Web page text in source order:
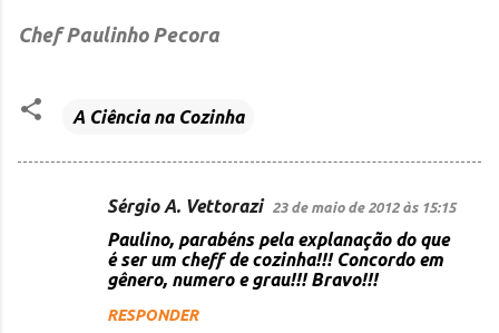
Chef Paulinho Pecora
A Ciência na Cozinha
Sérgio A. Vettorazi 23 de maio de 2012 às 15:15
Paulino, parabéns pela explanação do que
é ser um cheff de cozinha!!! Concordo em
gênero, numero e grau!!! Bravo!!!
RESPONDER